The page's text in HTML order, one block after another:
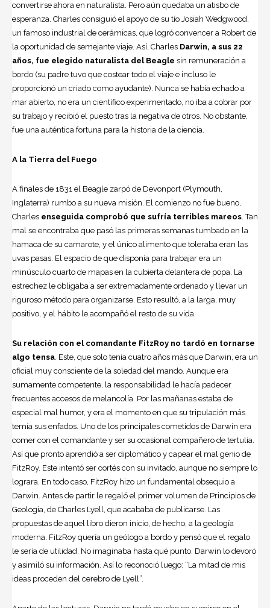
convertirse ahora en naturalista. Pero aún quedaba un atisbo de
esperanza. Charles consiguió el apoyo de su tío Josiah Wedgwood,
un famoso industrial de cerámicas, que logró convencer a Robert de
la oportunidad de semejante viaje. Así, Charles Darwin, a sus 22
años, fue elegido naturalista del Beagle sin remuneración a
bordo (su padre tuvo que costear todo el viaje e incluso le
proporcionó un criado como ayudante). Nunca se había echado a
mar abierto, no era un científico experimentado, no iba a cobrar por
su trabajo y recibió el puesto tras la negativa de otros. No obstante,
fue una auténtica fortuna para la historia de la ciencia.
A la Tierra del Fuego
A finales de 1831 el Beagle zarpó de Devonport (Plymouth,
Inglaterra) rumbo a su nueva misión. El comienzo no fue bueno,
Charles enseguida comprobó que sufría terribles mareos. Tan
mal se encontraba que pasó las primeras semanas tumbado en la
hamaca de su camarote, y el único alimento que toleraba eran las
uvas pasas. El espacio de que disponía para trabajar era un
minúsculo cuarto de mapas en la cubierta delantera de popa. La
estrechez le obligaba a ser extremadamente ordenado y llevar un
riguroso método para organizarse. Esto resultó, a la larga, muy
positivo, y el hábito le acompañó el resto de su vida.
Su relación con el comandante FitzRoy no tardó en tornarse
algo tensa. Este, que solo tenía cuatro años más que Darwin, era un
oficial muy consciente de la soledad del mando. Aunque era
sumamente competente, la responsabilidad le hacía padecer
frecuentes accesos de melancolía. Por las mañanas estaba de
especial mal humor, y era el momento en que su tripulación más
temía sus enfados. Uno de los principales cometidos de Darwin era
comer con el comandante y ser su ocasional compañero de tertulia.
Así que pronto aprendió a ser diplomático y capear el mal genio de
FitzRoy. Este intentó ser cortés con su invitado, aunque no siempre lo
lograra. En todo caso, FitzRoy hizo un fundamental obsequio a
Darwin. Antes de partir le regaló el primer volumen de Principios de
Geología, de Charles Lyell, que acababa de publicarse. Las
propuestas de aquel libro dieron inicio, de hecho, a la geología
moderna. FitzRoy quería un geólogo a bordo y pensó que el regalo
le sería de utilidad. No imaginaba hasta qué punto. Darwin lo devoró
y asimiló su información. Así lo reconoció luego: “La mitad de mis
ideas proceden del cerebro de Lyell”.